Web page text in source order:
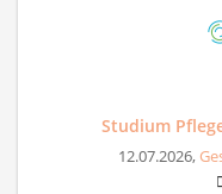
Studium
12.07.2026,